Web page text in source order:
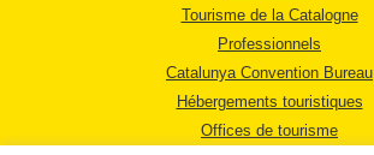
Tourisme de la Catalogne
Professionnels
Catalunya Convention Bureau
Hébergements touristiques
Offices de tourisme